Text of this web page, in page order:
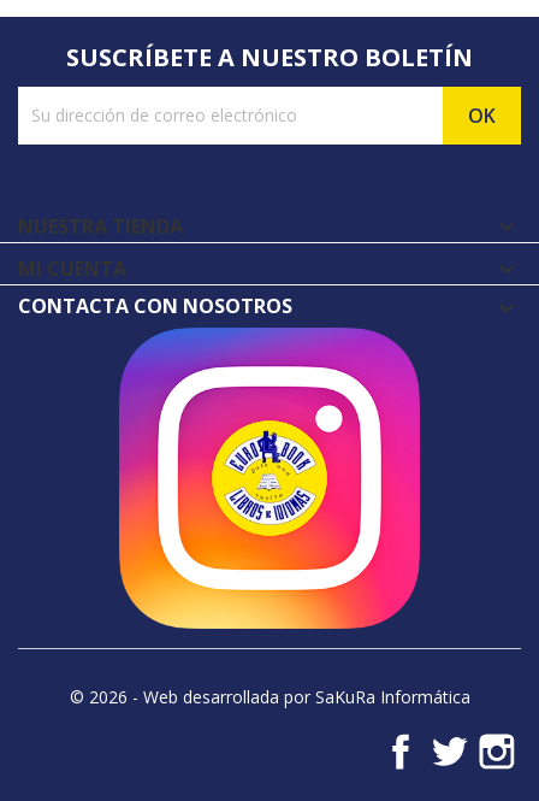
SUSCRÍBETE A NUESTRO BOLETÍN
NUESTRA TIENDA 
MI CUENTA 
CONTACTA CON NOSOTROS
© 2026 - Web desarrollada por SaKuRa Informática